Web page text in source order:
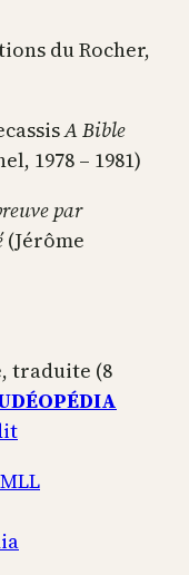
du Rocher,
A Bible
1978 – 1981)
par
(Jérôme
traduite (8